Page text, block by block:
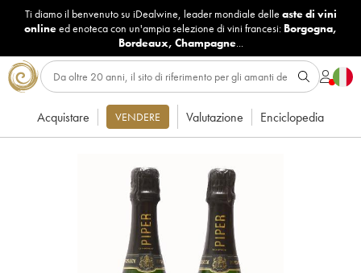
Ti diamo il benvenuto su iDealwine, leader mondiale delle aste di vini
onlineed enoteca con un'ampia selezione di vini francesi: Borgogna,
Bordeaux, Champagne...
Acquistare VENDERE Valutazione Enciclopedia